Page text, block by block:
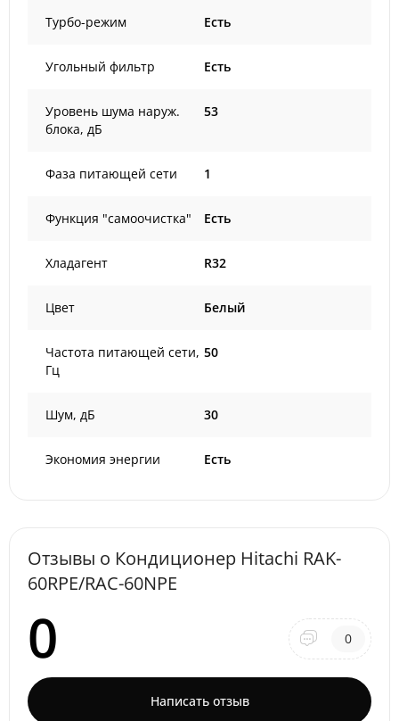
Турбо-режим Есть
Угольный фильтр Есть
Уровень шума наруж.
блока, дБ
53
Фаза питающей сети 1
Функция "самоочистка" Есть
Хладагент R32
Цвет Белый
Частота питающей сети,
Гц
50
Шум, дБ 30
Экономия энергии Есть
Отзывы о Кондиционер Hitachi RAK-
60RPE/RAC-60NPE
0 0
Написать отзыв